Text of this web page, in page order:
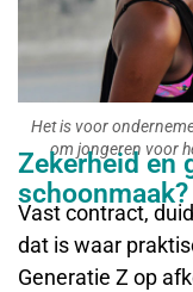
Het is voor
om jongeren voor
Zekerheid en
schoonmaak?
Vast contract,
dat is waar
Generatie Z op